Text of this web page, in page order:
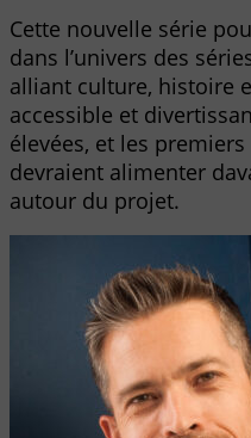
Cette nouvelle série
dans l’univers des
alliant culture, histoire
accessible et
élevées, et les
devraient alimenter
autour du projet.